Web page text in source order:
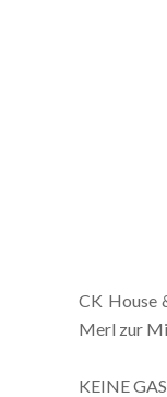
CK House
Merl zur
KEINE